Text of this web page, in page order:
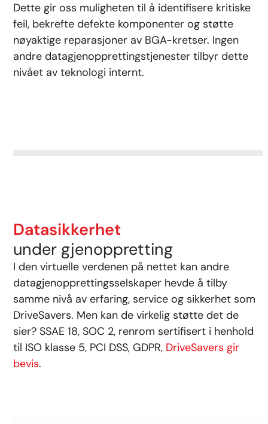
Dette gir oss muligheten til å identifisere kritiske
feil, bekrefte defekte komponenter og støtte
nøyaktige reparasjoner av BGA-kretser. Ingen
andre datagjenopprettingstjenester tilbyr dette
nivået av teknologi internt.
Datasikkerhet
under gjenoppretting
I den virtuelle verdenen på nettet kan andre
datagjenopprettingsselskaper hevde å tilby
samme nivå av erfaring, service og sikkerhet som
DriveSavers. Men kan de virkelig støtte det de
sier? SSAE 18, SOC 2, renrom sertifisert i henhold
til ISO klasse 5, PCI DSS, GDPR, DriveSavers gir
bevis.